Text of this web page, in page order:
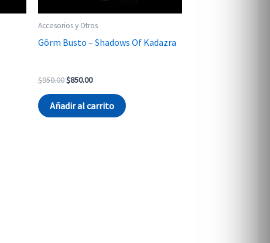
Accesorios y Otros
Gôrm Busto – Shadows Of Kadazra
$950.00Original
was:
$950.00.
$850.00Current
$850.00.
Añadir al carrito